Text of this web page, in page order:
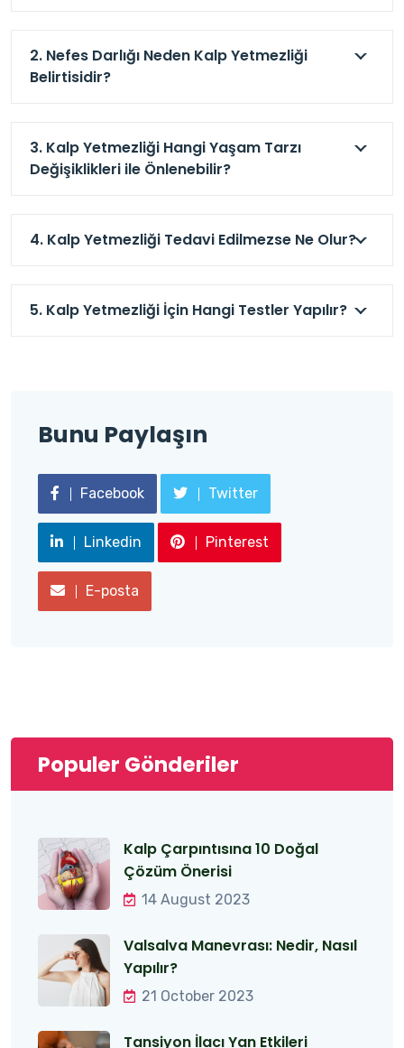
2. Nefes Darlığı Neden Kalp Yetmezliği
Belirtisidir?
3. Kalp Yetmezliği Hangi Yaşam Tarzı
Değişiklikleri ile Önlenebilir?
4. Kalp Yetmezliği Tedavi Edilmezse Ne Olur?
5. Kalp Yetmezliği İçin Hangi Testler Yapılır?
Bunu Paylaşın
Facebook Twitter
Linkedin Pinterest
E-posta
Populer Gönderiler
Kalp Çarpıntısına 10 Doğal
Çözüm Önerisi
14 August 2023
Valsalva Manevrası: Nedir, Nasıl
Yapılır?
21 October 2023
Tansiyon İlacı Yan Etkileri